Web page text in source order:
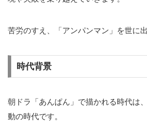
苦労のすえ、「アンパンマン」を世に出
時代背景
朝ドラ「あんぱん」で描かれる時代は
動の時代です。